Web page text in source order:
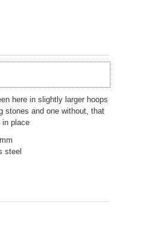
here in slightly larger hoops
stones and one without, that
in place
steel